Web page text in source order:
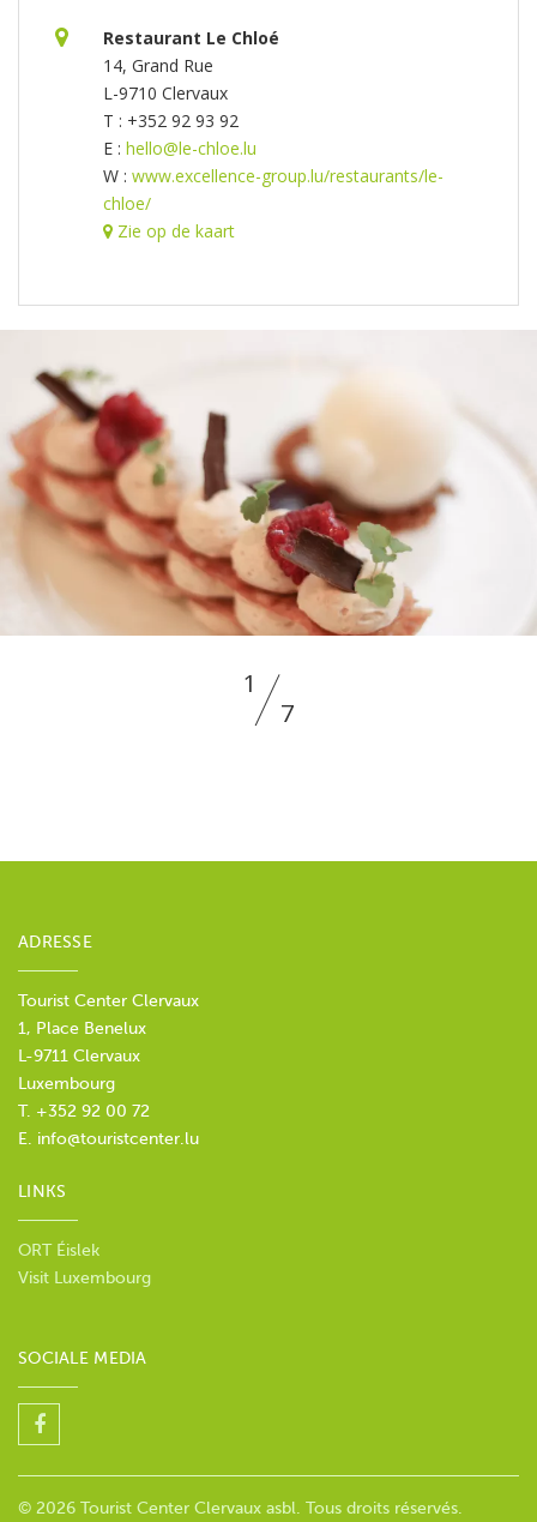
Restaurant Le Chloé
14, Grand Rue
L-9710 Clervaux
T : +352 92 93 92
E : hello@le-chloe.lu
W : www.excellence-group.lu/restaurants/le-
chloe/
Zie op de kaart
1
7
ADRESSE
Tourist Center Clervaux
1, Place Benelux
L-9711 Clervaux
Luxembourg
T. +352 92 00 72
E. info@touristcenter.lu
LINKS
ORT Éislek
Visit Luxembourg
SOCIALE MEDIA
© 2026 Tourist Center Clervaux asbl. Tous droits réservés.